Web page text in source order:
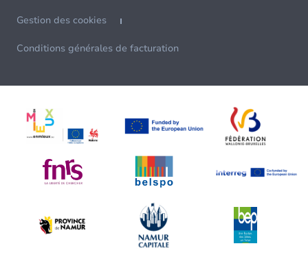
Gestion des cookies
Conditions générales de facturation